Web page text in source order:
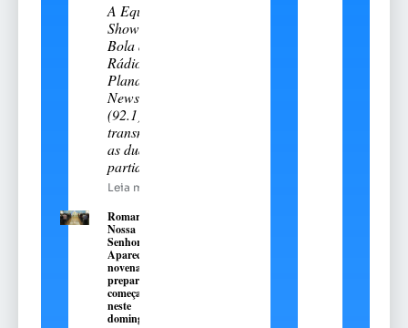
A Equipe
Show de
Bola da
Rádio
Planalto
News
(92.1)
transmitiu
as duas
partidas
Leia mais
Romaria de
Nossa
Senhora
Aparecida:
novena
preparatória
começa
neste
domingo, 9